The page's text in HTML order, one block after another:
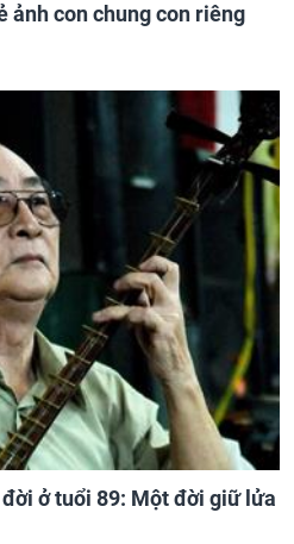
ảnh con chung con riêng
ở tuổi 89: Một đời giữ lửa